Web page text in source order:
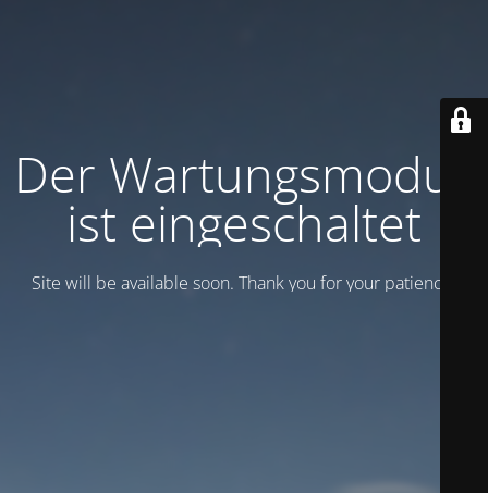
Der Wartungsmodus
ist eingeschaltet
Site will be available soon. Thank you for your patience!